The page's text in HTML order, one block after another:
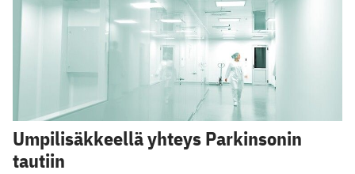
Umpilisäkkeellä yhteys Parkinsonin
tautiin